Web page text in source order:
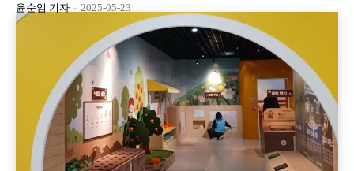
윤순임 기자 - 2025-05-23